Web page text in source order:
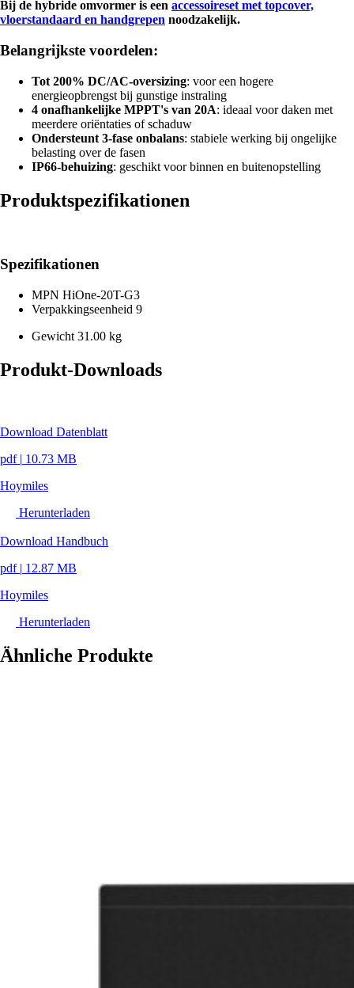
Bij de hybride omvormer is een accessoireset met topcover,
vloerstandaard en handgrepen noodzakelijk.
Belangrijkste voordelen:
Tot 200% DC/AC-oversizing: voor een hogere
energieopbrengst bij gunstige instraling
4 onafhankelijke MPPT's van 20A: ideaal voor daken met
meerdere oriëntaties of schaduw
Ondersteunt 3-fase onbalans: stabiele werking bij ongelijke
belasting over de fasen
IP66-behuizing: geschikt voor binnen en buitenopstelling
Produktspezifikationen
Spezifikationen
MPN HiOne-20T-G3
Verpakkingseenheid 9
Gewicht 31.00 kg
Produkt-Downloads
Download Datenblatt
pdf | 10.73 MB
Hoymiles
Herunterladen
Download Handbuch
pdf | 12.87 MB
Hoymiles
Herunterladen
Ähnliche Produkte